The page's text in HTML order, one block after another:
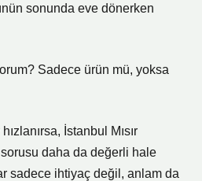
sonunda eve dönerken
Sadece ürün mü, yoksa
İstanbul Mısır
sorusu daha da değerli hale
sadece ihtiyaç değil, anlam da